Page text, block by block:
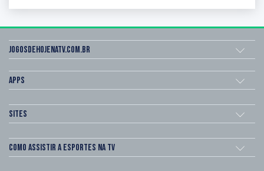
Jogosdehojenatv.com.br
Apps
Sites
Como assistir a esportes na TV